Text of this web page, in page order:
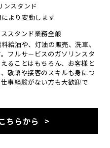
ンスタンド
より変動します
スタンド業務全般
給油や、灯油の販売、洗車、
フルサ－ビスのガソリンスタ
ることはもちろん、お客様と
敬語や接客のスキルも身につ
事経験がない方も大歓迎で
ちらから